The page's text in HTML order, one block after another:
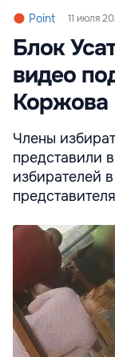
Point 11 июля
Блок
видео
Коржова
Члены
представили
избирателей